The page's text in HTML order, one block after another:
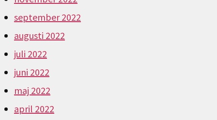
september 2022
augusti 2022
juli 2022
juni 2022
maj 2022
april 2022